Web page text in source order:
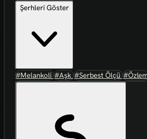
Şerhleri Göster
#Melankoli#Aşk#Serbest Ölçü